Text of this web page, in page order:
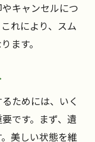
キャンセルにつ
れにより、スム
ます。
ためには、いく
です。まず、遺
美しい状態を維